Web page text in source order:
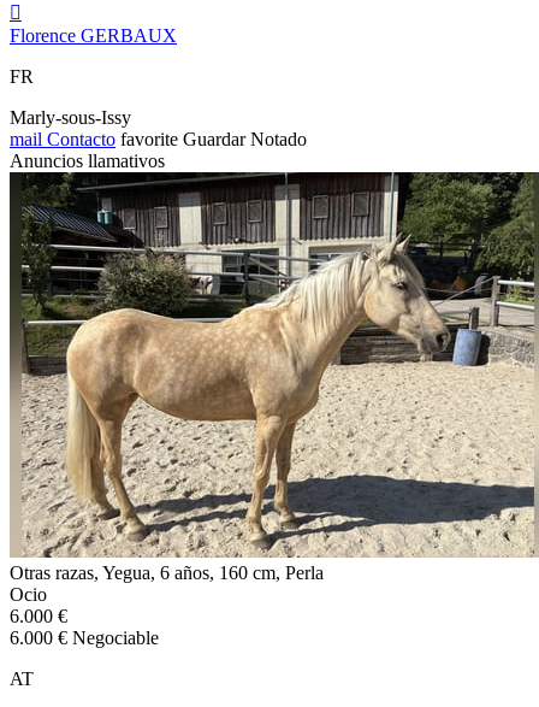

Florence GERBAUX
FR
Marly-sous-Issy
mail Contacto favorite Guardar Notado
Anuncios llamativos
Otras razas, Yegua, 6 años, 160 cm, Perla
Ocio
6.000 €
6.000 € Negociable
AT